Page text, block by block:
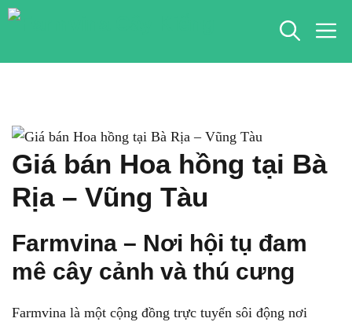
Chuyển
Giá bán Hoa hồng tại Bà
Rịa – Vũng Tàu
Farmvina – Nơi hội tụ đam
mê cây cảnh và thú cưng
Farmvina là một cộng đồng trực tuyến sôi động nơi